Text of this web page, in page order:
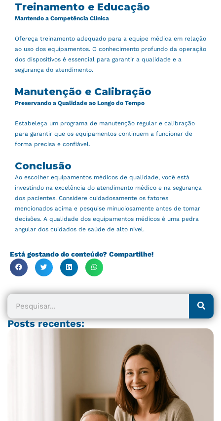
Treinamento e Educação
Mantendo a Competência Clínica
Ofereça treinamento adequado para a equipe médica em relação
ao uso dos equipamentos. O conhecimento profundo da operação
dos dispositivos é essencial para garantir a qualidade e a
segurança do atendimento.
Manutenção e Calibração
Preservando a Qualidade ao Longo do Tempo
Estabeleça um programa de manutenção regular e calibração
para garantir que os equipamentos continuem a funcionar de
forma precisa e confiável.
Conclusão
Ao escolher equipamentos médicos de qualidade, você está
investindo na excelência do atendimento médico e na segurança
dos pacientes. Considere cuidadosamente os fatores
mencionados acima e pesquise minuciosamente antes de tomar
decisões. A qualidade dos equipamentos médicos é uma pedra
angular dos cuidados de saúde de alto nível.
Está gostando do conteúdo? Compartilhe!
Pesquisar
Posts recentes: